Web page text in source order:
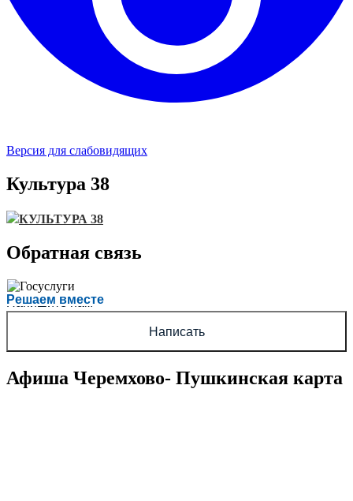
Версия для слабовидящих
Культура 38
КУЛЬТУРА 38
Обратная связь
Решаем вместе
Есть вопрос?
Напишите нам
Написать
Афиша Черемхово- Пушкинская карта